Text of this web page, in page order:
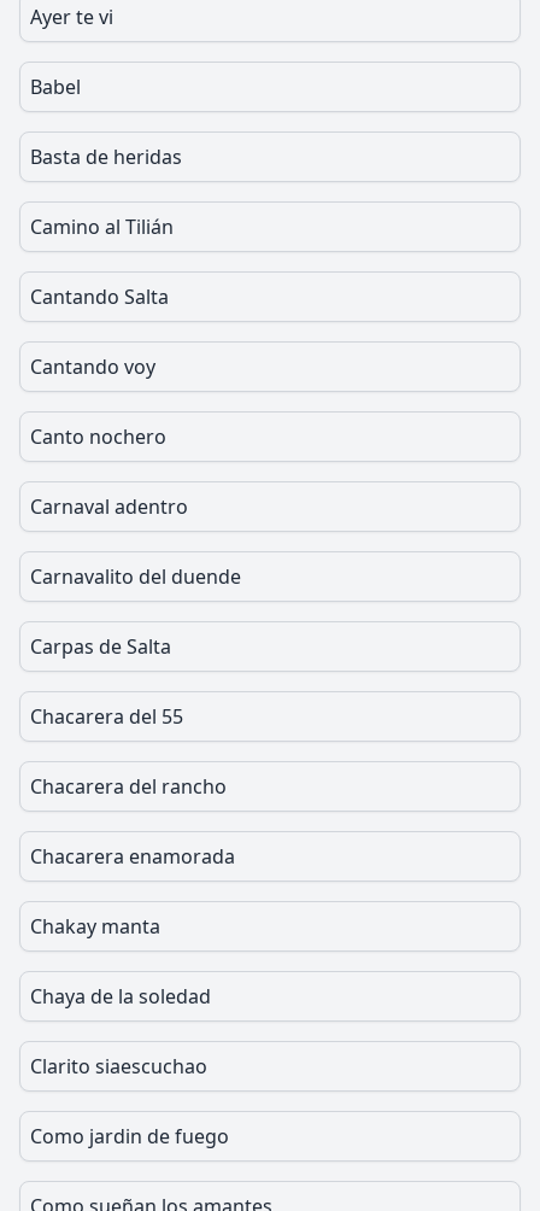
Ayer te vi
Babel
Basta de heridas
Camino al Tilián
Cantando Salta
Cantando voy
Canto nochero
Carnaval adentro
Carnavalito del duende
Carpas de Salta
Chacarera del 55
Chacarera del rancho
Chacarera enamorada
Chakay manta
Chaya de la soledad
Clarito siaescuchao
Como jardin de fuego